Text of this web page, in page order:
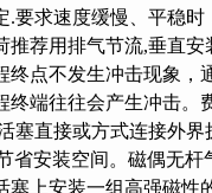
速度缓慢、平稳时
荷推荐用排气节流,垂
终点不发生冲击现象
行程终端往往会产生冲
直接或方式连接外界
安装空间。磁偶无
在活塞上安装一组高强磁